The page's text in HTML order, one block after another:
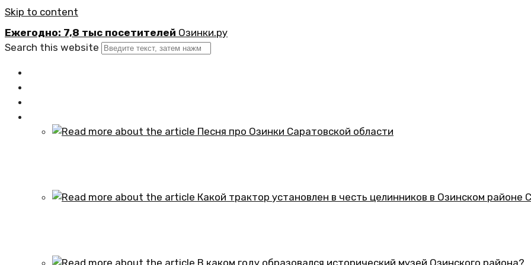
Skip to content
Ежегодно: 7,8 тыс посетителей Озинки.ру
Search this website